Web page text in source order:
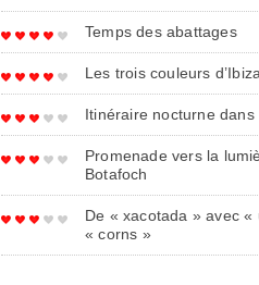
Temps des abattages
Les trois couleurs d’Ibiza
Itinéraire nocturne dans
Promenade vers la
Botafoch
De « xacotada » avec «
« corns »